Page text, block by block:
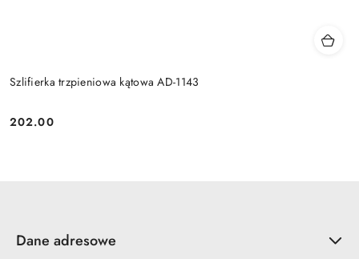
Szlifierka trzpieniowa kątowa AD-1143
Cena:
202.00
Dane adresowe